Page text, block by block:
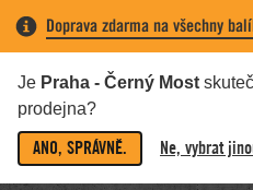
Doprava zdarma na všechny
Je Praha - Černý Most
prodejna?
ANO, SPRÁVNĚ. Ne, vybrat